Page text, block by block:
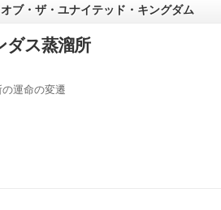
ブ・ザ・ユナイテッド・キングダム
ス蒸溜所
運命の変遷